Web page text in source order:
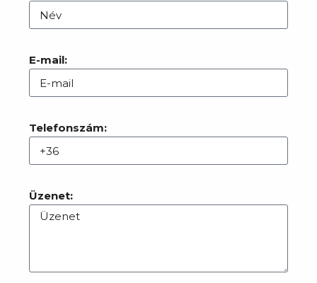
E-mail:
Telefonszám:
Üzenet: